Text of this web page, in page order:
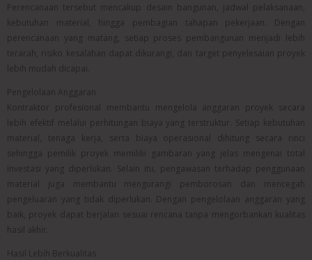
Perencanaan tersebut mencakup desain bangunan, jadwal pelaksanaan,
kebutuhan material, hingga pembagian tahapan pekerjaan. Dengan
perencanaan yang matang, setiap proses pembangunan menjadi lebih
terarah, risiko kesalahan dapat dikurangi, dan target penyelesaian proyek
lebih mudah dicapai.
Pengelolaan Anggaran
Kontraktor profesional membantu mengelola anggaran proyek secara
lebih efektif melalui perhitungan biaya yang terstruktur. Setiap kebutuhan
material, tenaga kerja, serta biaya operasional dihitung secara rinci
sehingga pemilik proyek memiliki gambaran yang jelas mengenai total
investasi yang diperlukan. Selain itu, pengawasan terhadap penggunaan
material juga membantu mengurangi pemborosan dan mencegah
pengeluaran yang tidak diperlukan. Dengan pengelolaan anggaran yang
baik, proyek dapat berjalan sesuai rencana tanpa mengorbankan kualitas
hasil akhir.
Hasil Lebih Berkualitas